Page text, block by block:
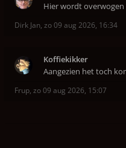
Hier wordt
Dirk Jan, zo 09 aug 2026, 16:34
Koffiekikker
Aangezien het toch
Frup, zo 09 aug 2026, 15:07